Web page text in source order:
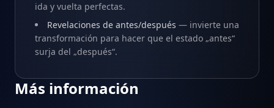
ida y vuelta perfectas.
Revelaciones de antes/después — invierte una
transformación para hacer que el estado „antes“
surja del „después“.
Más información